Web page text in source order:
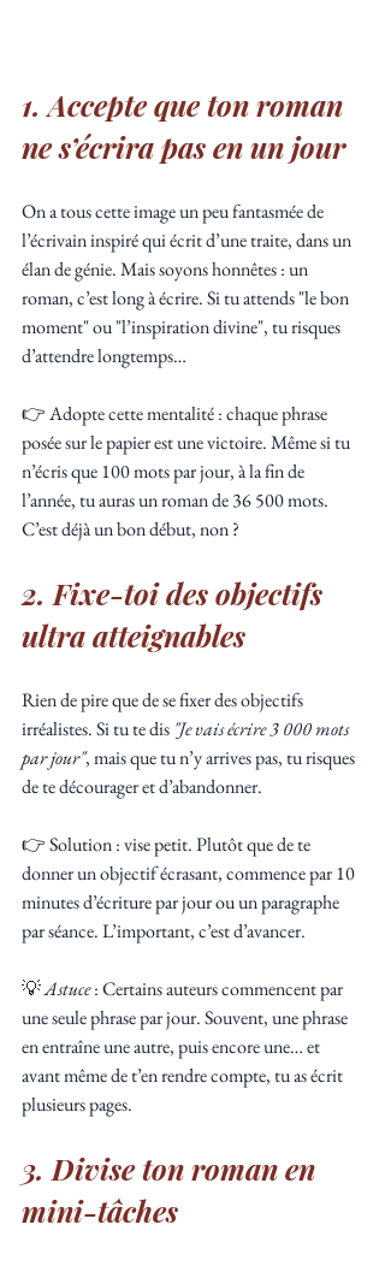
1. Accepte que ton roman
ne s’écrira pas en un jour
On a tous cette image un peu fantasmée de
l’écrivain inspiré qui écrit d’une traite, dans un
élan de génie. Mais soyons honnêtes : un
roman, c’est long à écrire. Si tu attends "le bon
moment" ou "l’inspiration divine", tu risques
d’attendre longtemps…
👉 Adopte cette mentalité : chaque phrase
posée sur le papier est une victoire. Même si tu
n’écris que 100 mots par jour, à la fin de
l’année, tu auras un roman de 36 500 mots.
C’est déjà un bon début, non ?
2. Fixe-toi des objectifs
ultra atteignables
Rien de pire que de se fixer des objectifs
irréalistes. Si tu te dis "Je vais écrire 3 000 mots
par jour", mais que tu n’y arrives pas, tu risques
de te décourager et d’abandonner.
👉 Solution : vise petit. Plutôt que de te
donner un objectif écrasant, commence par 10
minutes d’écriture par jour ou un paragraphe
par séance. L’important, c’est d’avancer.
💡 Astuce : Certains auteurs commencent par
une seule phrase par jour. Souvent, une phrase
en entraîne une autre, puis encore une… et
avant même de t’en rendre compte, tu as écrit
plusieurs pages.
3. Divise ton roman en
mini-tâches